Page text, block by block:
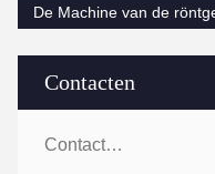
Contacten
Contacten:
De Machine van de